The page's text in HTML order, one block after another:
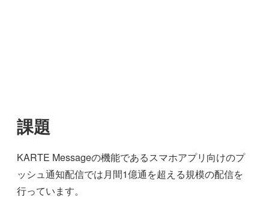
課題
KARTE Messageの機能であるスマホアプリ向けのプ
ッシュ通知配信では月間1億通を超える規模の配信を
行っています。